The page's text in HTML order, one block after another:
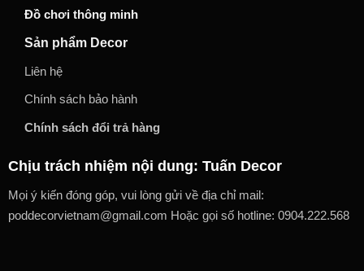
Đồ chơi thông minh
Sản phẩm Decor
Liên hệ
Chính sách bảo hành
Chính sách đổi trả hàng
Chịu trách nhiệm nội dung: Tuấn Decor
Mọi ý kiến đóng góp, vui lòng gửi về địa chỉ mail:
poddecorvietnam@gmail.com Hoặc gọi số hotline: 0904.222.568